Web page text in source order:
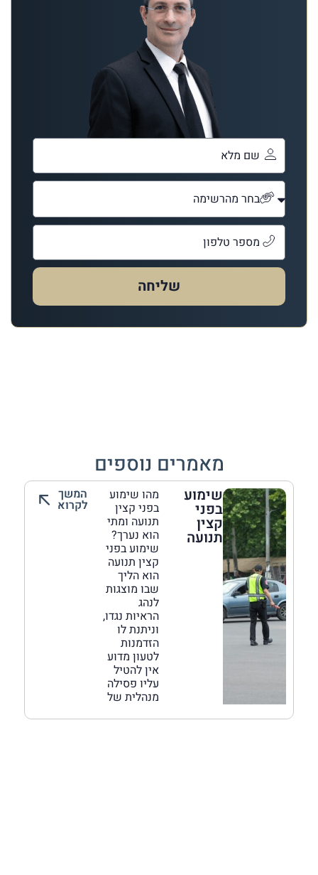
שליחה
מאמרים נוספים
שימוע
בפני
קצין
תנועה
מהו שימוע
בפני קצין
תנועה ומתי
הוא נערך?
שימוע בפני
קצין תנועה
הוא הליך
שבו מוצגות
לנהג
הראיות נגדו,
וניתנת לו
הזדמנות
לטעון מדוע
אין להטיל
עליו פסילה
מנהלית של
המשך
לקרוא